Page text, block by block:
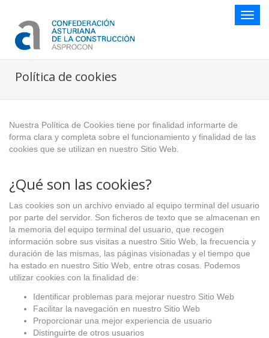
Botón
Política de cookies
Nuestra Política de Cookies tiene por finalidad informarte de
forma clara y completa sobre el funcionamiento y finalidad de las
cookies que se utilizan en nuestro Sitio Web.
¿Qué son las cookies?
Las cookies son un archivo enviado al equipo terminal del usuario
por parte del servidor. Son ficheros de texto que se almacenan en
la memoria del equipo terminal del usuario, que recogen
información sobre sus visitas a nuestro Sitio Web, la frecuencia y
duración de las mismas, las páginas visionadas y el tiempo que
ha estado en nuestro Sitio Web, entre otras cosas. Podemos
utilizar cookies con la finalidad de:
Identificar problemas para mejorar nuestro Sitio Web
Facilitar la navegación en nuestro Sitio Web
Proporcionar una mejor experiencia de usuario
Distinguirte de otros usuarios